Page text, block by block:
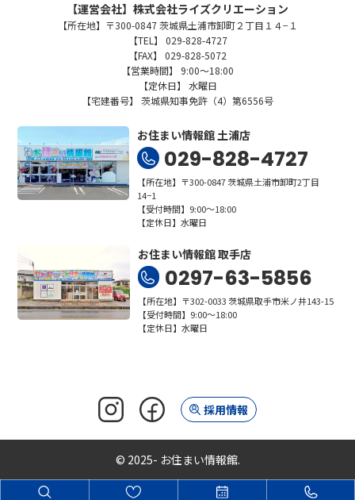
【運営会社】株式会社ライズクリエーション
【所在地】〒300-0847 茨城県土浦市卸町２丁目１４−１
【TEL】 029-828-4727
【FAX】 029-828-5072
【営業時間】 9:00～18:00
【定休日】 水曜日
【宅建番号】 茨城県知事免許（4）第6556号
お住まい情報館 土浦店
029-828-4727
【所在地】〒300-0847 茨城県土浦市卸町2丁目
14−1
【受付時間】9:00～18:00
【定休日】水曜日
お住まい情報館 取手店
0297-63-5856
【所在地】〒302-0033 茨城県取手市米ノ井143-15
【受付時間】9:00～18:00
【定休日】水曜日
採用情報
© 2025- お住まい情報館.